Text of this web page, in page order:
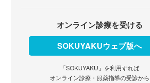
オンライン診療を受ける
SOKUYAKUウェブ版へ
「SOKUYAKU」を利用すれば
オンライン診療・服薬指導の受診から